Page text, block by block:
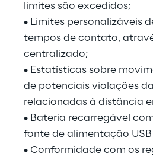
limites são excedidos;
• Limites personalizáveis
tempos de contato,
centralizado;
• Estatísticas sobre
de potenciais violações
relacionadas à distância
• Bateria recarregável
fonte de alimentação
• Conformidade com os